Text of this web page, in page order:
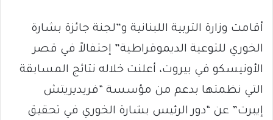
أقامت وزارة التربية اللبنانية و”لجنة جائزة بشارة
الخوري للتوعية الديموقراطية” إحتفالاً في قصر
الأونيسكو في بيروت، أعلنت خلاله نتائج المسابقة
التي نظمتها بدعم من مؤسسة “فريديريتش
إيبرت” عن “دور الرئيس بشارة الخوري في تحقيق